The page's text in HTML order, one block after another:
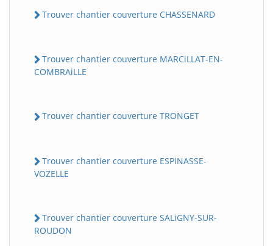
Trouver chantier couverture CHASSENARD
Trouver chantier couverture MARCiLLAT-EN-
COMBRAiLLE
Trouver chantier couverture TRONGET
Trouver chantier couverture ESPiNASSE-
VOZELLE
Trouver chantier couverture SALiGNY-SUR-
ROUDON